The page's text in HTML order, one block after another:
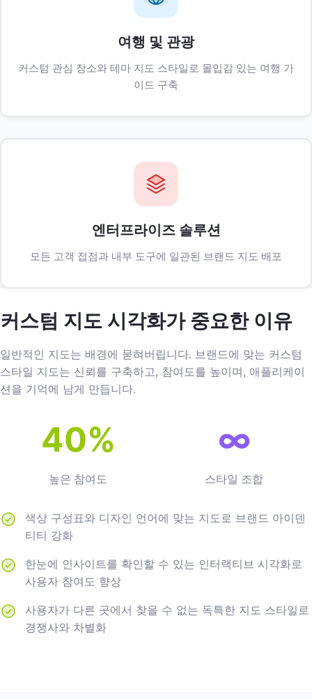
여행 및 관광
커스텀 관심 장소와 테마 지도 스타일로 몰입감 있는 여행 가
이드 구축
엔터프라이즈 솔루션
모든 고객 접점과 내부 도구에 일관된 브랜드 지도 배포
커스텀 지도 시각화가 중요한 이유
일반적인 지도는 배경에 묻혀버립니다. 브랜드에 맞는 커스텀
스타일 지도는 신뢰를 구축하고, 참여도를 높이며, 애플리케이
션을 기억에 남게 만듭니다.
40%
높은 참여도
∞
스타일 조합
색상 구성표와 디자인 언어에 맞는 지도로 브랜드 아이덴
티티 강화
한눈에 인사이트를 확인할 수 있는 인터랙티브 시각화로
사용자 참여도 향상
사용자가 다른 곳에서 찾을 수 없는 독특한 지도 스타일로
경쟁사와 차별화